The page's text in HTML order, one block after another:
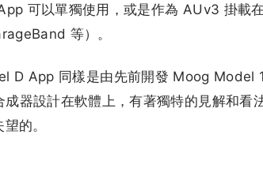
可以單獨使用，或是作為 AUv3 掛載
等）。
D App 同樣是由先前開發 Moog Model
器設計在軟體上，有著獨特的見解和看
的。